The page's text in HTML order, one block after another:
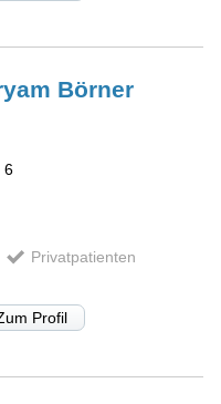
Börner
6
Privatpatienten
Profil